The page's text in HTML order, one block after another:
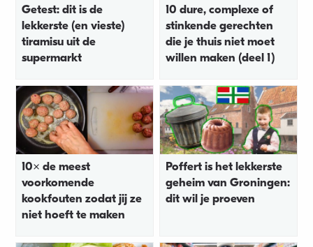
Getest: dit is de
lekkerste (en vieste)
tiramisu uit de
supermarkt
10 dure, complexe of
stinkende gerechten
die je thuis niet moet
willen maken (deel 1)
10x de meest
voorkomende
kookfouten zodat jij ze
niet hoeft te maken
Poffert is het lekkerste
geheim van Groningen:
dit wil je proeven